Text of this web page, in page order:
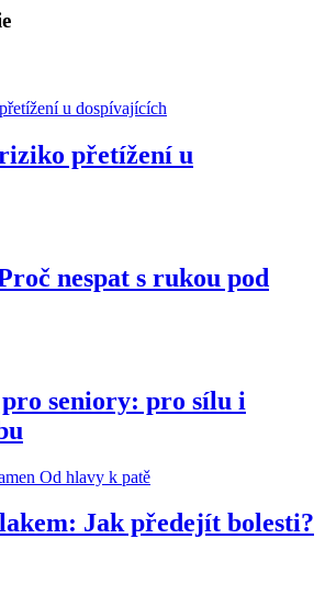
přetížení u
nespat s rukou pod
seniory: pro sílu i
Od hlavy k patě
Jak předejít bolesti?